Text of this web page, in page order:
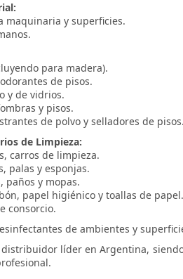
maquinaria y superficies.
para madera).
de pisos.
y de vidrios.
y pisos.
de polvo y selladores de pisos.
de Limpieza:
carros de limpieza.
palas y esponjas.
paños y mopas.
papel higiénico y toallas de papel.
consorcio.
de ambientes y
líder en Argentina,